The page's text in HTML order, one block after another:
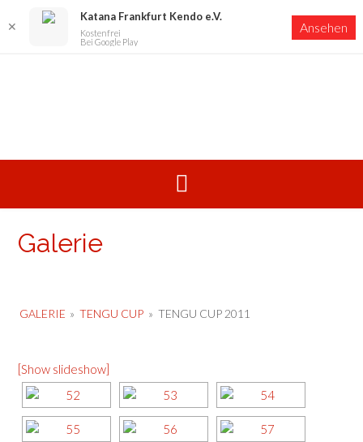
Galerie
GALERIE » TENGU CUP » TENGU CUP 2011
[Show slideshow]
✕
Katana Frankfurt Kendo e.V.
Kostenfrei
Bei Google Play
Ansehen